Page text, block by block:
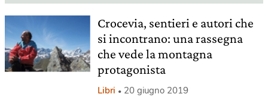
Crocevia, sentieri e autori che
si incontrano: una rassegna
che vede la montagna
protagonista
Libri 20 giugno 2019